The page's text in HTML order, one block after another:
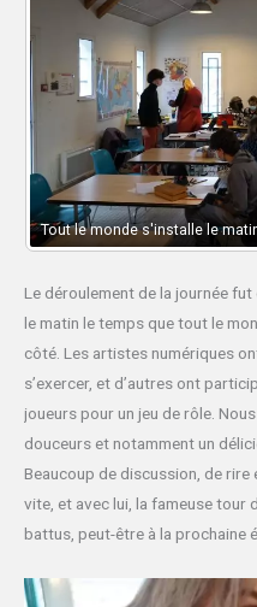
Tout le monde s'installe le
Le déroulement de la journée
le matin le temps que tout le
côté. Les artistes numériques
s’exercer, et d’autres ont
joueurs pour un jeu de rôle.
douceurs et notamment un
Beaucoup de discussion, de rire
vite, et avec lui, la fameuse
battus, peut-être à la prochaine